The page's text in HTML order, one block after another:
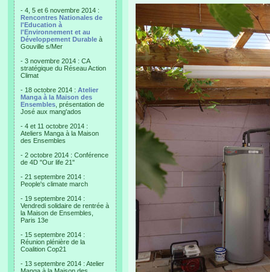
- 4, 5 et 6 novembre 2014 :
Rencontres Nationales de
l'Education à
l'Environnement et au
Développement Durable à
Gouville s/Mer
- 3 novembre 2014 : CA
stratégique du Réseau Action
Climat
- 18 octobre 2014 : Atelier
Manga à la Maison des
Ensembles , présentation de
José aux mang'ados
- 4 et 11 octobre 2014 :
Ateliers Manga à la Maison
des Ensembles
- 2 octobre 2014 : Conférence
de 4D "Our life 21"
- 21 septembre 2014 :
People's climate march
- 19 septembre 2014 :
Vendredi solidaire de rentrée à
la Maison de Ensembles,
Paris 13e
- 15 septembre 2014 :
Réunion plénière de la
Coalition Cop21
- 13 septembre 2014 : Atelier